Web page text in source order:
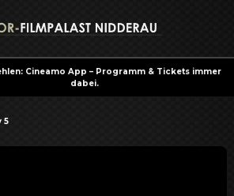
Cineamo App – Programm & Tickets immer
dabei.
5